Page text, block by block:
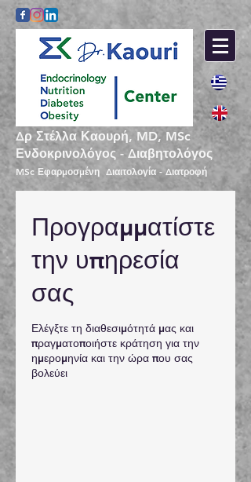
Δρ Στέλλα Καουρή, MD, MSc
Ενδοκρινολόγος - Διαβητολόγος
MSc Εφαρμοσμένη Διαιτολογία - Διατροφή
Προγραμματίστε
την υπηρεσία
σας
Ελέγξτε τη διαθεσιμότητά μας και
πραγματοποιήστε κράτηση για την
ημερομηνία και την ώρα που σας
βολεύει